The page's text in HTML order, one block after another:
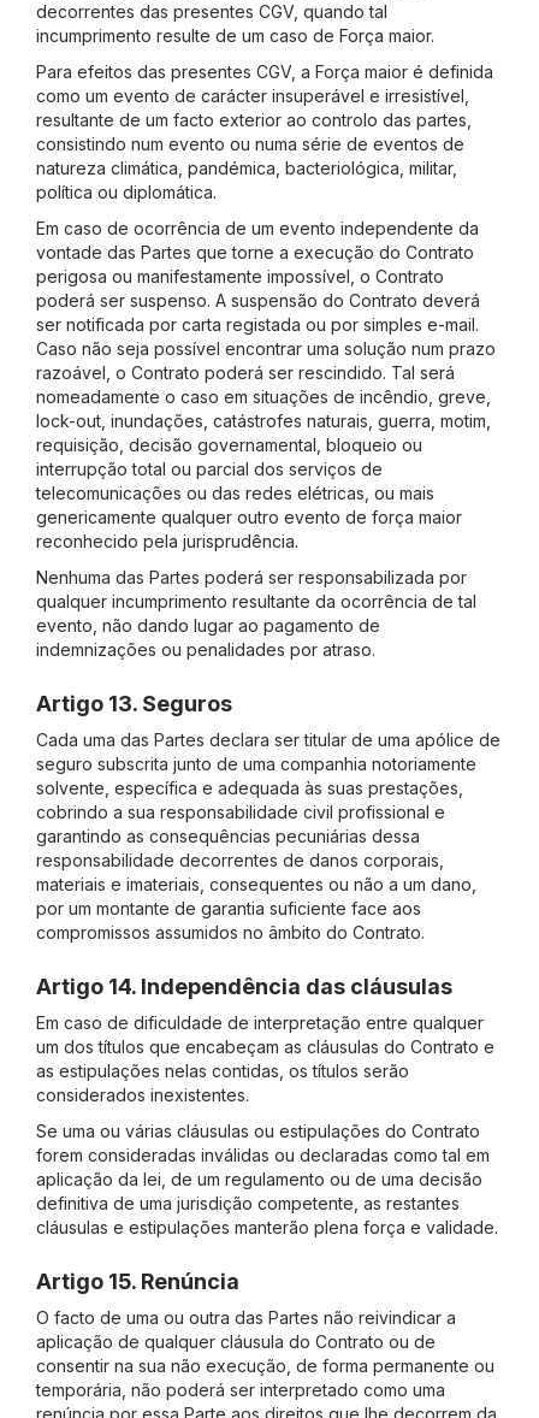
decorrentes das presentes CGV, quando tal
incumprimento resulte de um caso de Força maior.
Para efeitos das presentes CGV, a Força maior é definida
como um evento de carácter insuperável e irresistível,
resultante de um facto exterior ao controlo das partes,
consistindo num evento ou numa série de eventos de
natureza climática, pandémica, bacteriológica, militar,
política ou diplomática.
Em caso de ocorrência de um evento independente da
vontade das Partes que torne a execução do Contrato
perigosa ou manifestamente impossível, o Contrato
poderá ser suspenso. A suspensão do Contrato deverá
ser notificada por carta registada ou por simples e-mail.
Caso não seja possível encontrar uma solução num prazo
razoável, o Contrato poderá ser rescindido. Tal será
nomeadamente o caso em situações de incêndio, greve,
lock-out, inundações, catástrofes naturais, guerra, motim,
requisição, decisão governamental, bloqueio ou
interrupção total ou parcial dos serviços de
telecomunicações ou das redes elétricas, ou mais
genericamente qualquer outro evento de força maior
reconhecido pela jurisprudência.
Nenhuma das Partes poderá ser responsabilizada por
qualquer incumprimento resultante da ocorrência de tal
evento, não dando lugar ao pagamento de
indemnizações ou penalidades por atraso.
Artigo 13. Seguros
Cada uma das Partes declara ser titular de uma apólice de
seguro subscrita junto de uma companhia notoriamente
solvente, específica e adequada às suas prestações,
cobrindo a sua responsabilidade civil profissional e
garantindo as consequências pecuniárias dessa
responsabilidade decorrentes de danos corporais,
materiais e imateriais, consequentes ou não a um dano,
por um montante de garantia suficiente face aos
compromissos assumidos no âmbito do Contrato.
Artigo 14. Independência das cláusulas
Em caso de dificuldade de interpretação entre qualquer
um dos títulos que encabeçam as cláusulas do Contrato e
as estipulações nelas contidas, os títulos serão
considerados inexistentes.
Se uma ou várias cláusulas ou estipulações do Contrato
forem consideradas inválidas ou declaradas como tal em
aplicação da lei, de um regulamento ou de uma decisão
definitiva de uma jurisdição competente, as restantes
cláusulas e estipulações manterão plena força e validade.
Artigo 15. Renúncia
O facto de uma ou outra das Partes não reivindicar a
aplicação de qualquer cláusula do Contrato ou de
consentir na sua não execução, de forma permanente ou
temporária, não poderá ser interpretado como uma
renúncia por essa Parte aos direitos que lhe decorrem da